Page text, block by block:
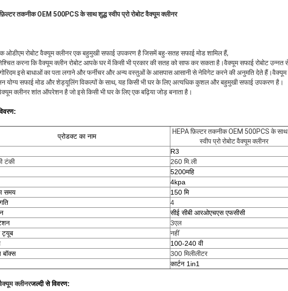
तकनीक OEM 500PCS के साथ शुद्ध स्वीप प्रो रोबोट वैक्यूम क्लीनर
ओडीएम रोबोट वैक्यूम क्लीनर एक बहुमुखी सफाई उपकरण है जिसमें बहु-सतह सफाई मोड शामिल हैं,
करना कि वैक्यूम क्लीन रोबोट आपके घर में किसी भी प्रकार की सतह को साफ कर सकता है।वैक्यूम सफाई रोबोट उन्नत
इसे बाधाओं का पता लगाने और फर्नीचर और अन्य वस्तुओं के आसपास आसानी से नेविगेट करने की अनुमति देते हैं।वैक्यूम
योग्य सफाई मोड और शेड्यूलिंग विकल्पों के साथ, यह किसी भी घर के लिए अत्यधिक कुशल और बहुमुखी सफाई उपकरण है।
क्लीनर शांत ऑपरेशन है जो इसे किसी भी घर के लिए एक बढ़िया जोड़ बनाता है।
प्रोडक्ट का नाम
HEPA फ़िल्टर तकनीक OEM 500PCS के साथ
स्वीप प्रो रोबोट वैक्यूम क्लीनर
R3
टंकी
260 मि.ली
5200महि
4kpa
समय
150 मि
4
सीई सीबी आरओएचएस एफसीसी
3एल
ट्यूब
नहीं
100-240 वी
बॉक्स
300 मिलीलीटर
कार्टन 1in1
क्लीनरजल्दी से विवरण: